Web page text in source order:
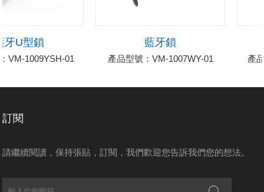
U型鎖
1009YSH-01
藍牙鎖
產品型號：VM-1007WY-01 產
訂閱
請繼續閱讀，保持張貼，訂閱，我們歡迎您告訴我們您的想法。